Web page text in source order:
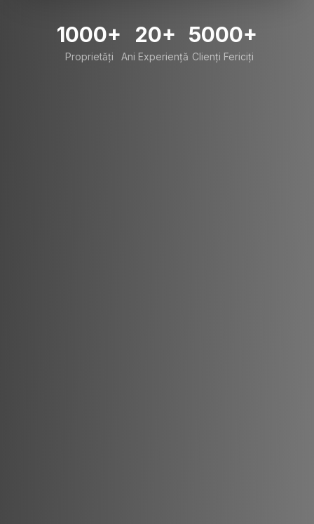
1000+
Proprietăți
20+
Ani Experiență
5000+
Clienți Fericiți